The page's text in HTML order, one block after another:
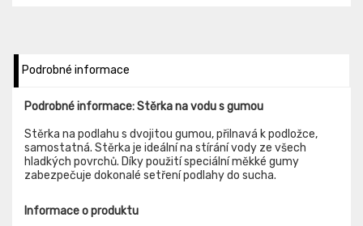
Podrobné informace
Podrobné informace: Stěrka na vodu s gumou
Stěrka na podlahu s dvojitou gumou, přilnavá k podložce,
samostatná. Stěrka je ideální na stírání vody ze všech
hladkých povrchů. Díky použití speciální měkké gumy
zabezpečuje dokonalé setření podlahy do sucha.
Informace o produktu